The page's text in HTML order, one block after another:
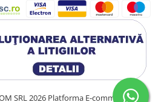
SRL 2026 Platforma E-commerce by